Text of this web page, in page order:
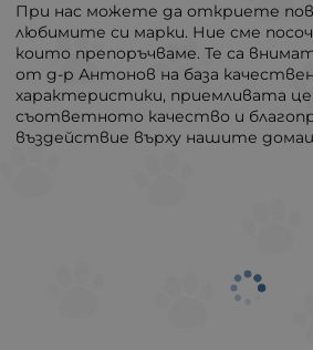
При нас можете да откриете
любимите си марки. Ние сме
които препоръчваме. Те са
от д-р Антонов на база
характеристики, приемливата
съответното качество и
въздействие върху нашите